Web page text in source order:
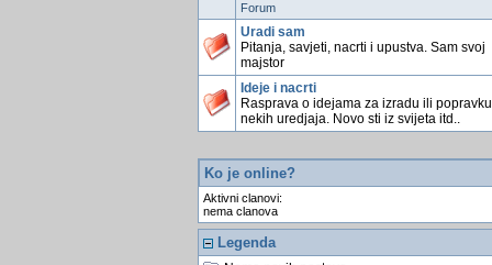
Forum
Uradi sam
Pitanja, savjeti, nacrti i upustva. Sam svoj
majstor
Ideje i nacrti
Rasprava o idejama za izradu ili popravku
nekih uredjaja. Novo sti iz svijeta itd..
Ko je online?
Aktivni clanovi:
nema clanova
Legenda